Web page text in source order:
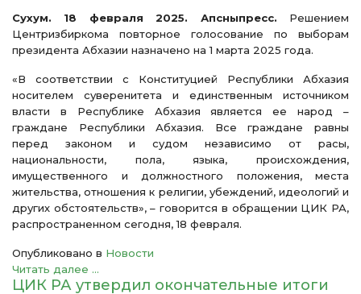
Сухум. 18 февраля 2025. Апсныпресс. Решением
Центризбиркома повторное голосование по выборам
президента Абхазии назначено на 1 марта 2025 года.
«В соответствии с Конституцией Республики Абхазия
носителем суверенитета и единственным источником
власти в Республике Абхазия является ее народ –
граждане Республики Абхазия. Все граждане равны
перед законом и судом независимо от расы,
национальности, пола, языка, происхождения,
имущественного и должностного положения, места
жительства, отношения к религии, убеждений, идеологий и
других обстоятельств», – говорится в обращении ЦИК РА,
распространенном сегодня, 18 февраля.
Опубликовано в Новости
Читать далее ...
ЦИК РА утвердил окончательные итоги